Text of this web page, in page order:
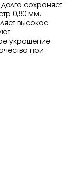
сохраняет
0,80 мм.
высокое
украшение
при